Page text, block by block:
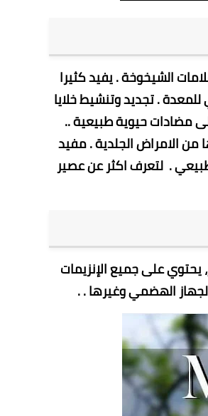
الشيخوخة . يفيد كثيرا
. تجديد وتنشيط خلايا
مضادات حيوية طبيعية ..
من الامراض الجلدية . مفيد
. لتعرف اكثر عن عصير
يحتوي على جميع الإنزيمات
الهضمي وغيرها . .